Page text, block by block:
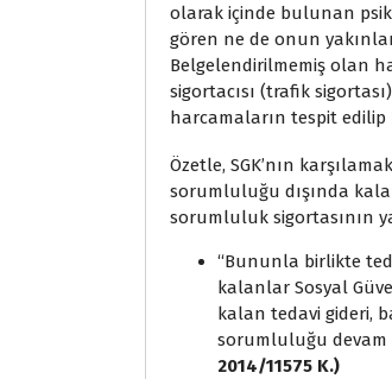
olarak içinde bulunan
gören ne de onun
Belgelendirilmemiş olan
sigortacısı (trafik
harcamaların tespit edilip
Özetle, SGK’nın
sorumluluğu dışında
sorumluluk sigortasının
‘‘Bununla birlikte
kalanlar Sosyal
kalan tedavi gideri,
sorumluluğu devam
2014/11575 K.)